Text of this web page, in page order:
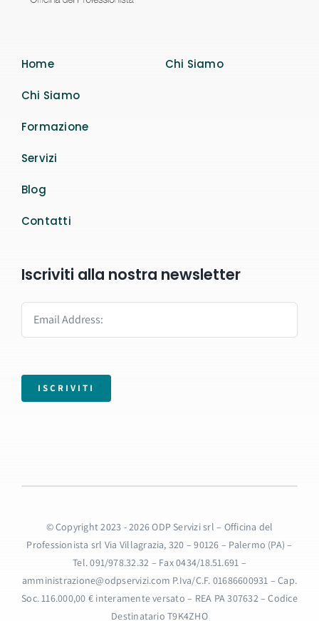
Home
Chi Siamo
Formazione
Servizi
Blog
Contatti
Chi Siamo
Iscriviti alla nostra newsletter
ISCRIVITI
© Copyright 2023 - 2026 ODP Servizi srl – Officina del
Professionista srl Via Villagrazia, 320 – 90126 – Palermo (PA) –
Tel. 091/978.32.32 – Fax 0434/18.51.691 –
amministrazione@odpservizi.com P.Iva/C.F. 01686600931 – Cap.
Soc. 116.000,00 € interamente versato – REA PA 307632 – Codice
Destinatario T9K4ZHO